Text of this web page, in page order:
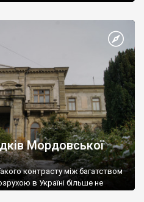
Мордовської
контрасту між багатством
в Україні більше не